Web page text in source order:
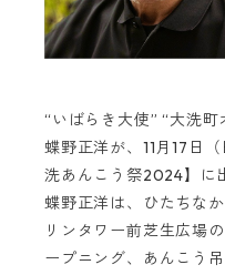
“いばらき大使” “大洗
蝶野正洋が、11月17日
洗あんこう祭2024】に
蝶野正洋は、ひたちな
リンタワー前芝生広場
ープニング、あんこう